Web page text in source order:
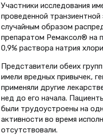
Участники исследования
проведенной
случайным образом
препаратом Ремаксол® на
0,9% раствора натрия
Представители обеих
имели вредных привычек,
применяли другие
нед до его начала.
были трудоустроены на
активности во время
отсутствовали.